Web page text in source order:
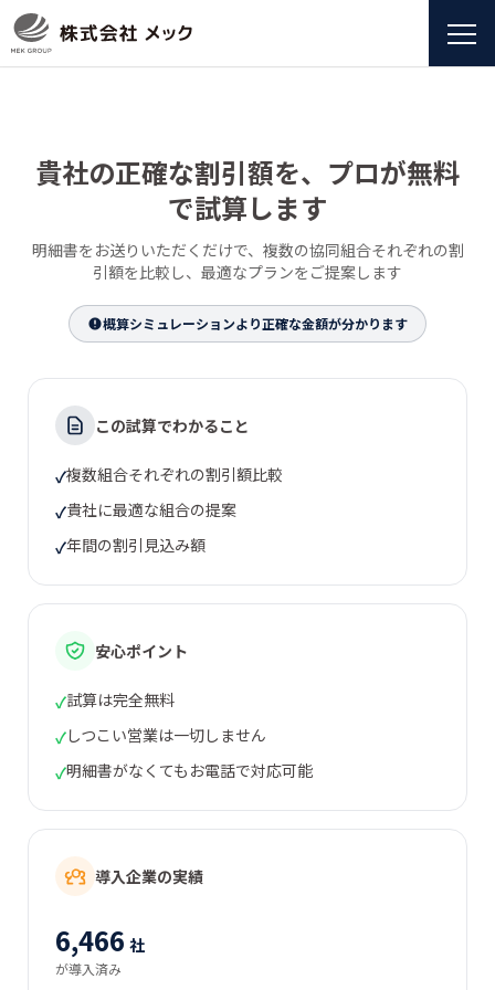
貴社の正確な割引額を、プロが無料
で試算します
明細書をお送りいただくだけで、複数の協同組合それぞれの割
引額を比較し、最適なプランをご提案します
概算シミュレーションより正確な金額が分かります
この試算でわかること
✓複数組合それぞれの割引額比較
✓貴社に最適な組合の提案
✓年間の割引見込み額
安心ポイント
✓試算は完全無料
✓しつこい営業は一切しません
✓明細書がなくてもお電話で対応可能
導入企業の実績
6,466 社
が導入済み